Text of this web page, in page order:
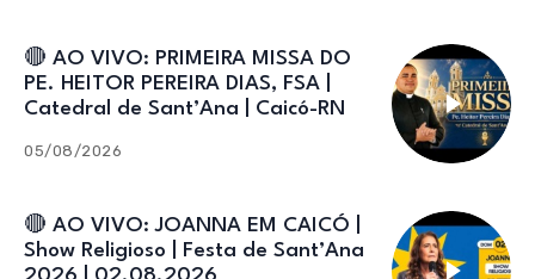
🔴 AO VIVO: PRIMEIRA MISSA DO
PE. HEITOR PEREIRA DIAS, FSA |
Catedral de Sant’Ana | Caicó-RN
05/08/2026
🔴 AO VIVO: JOANNA EM CAICÓ |
Show Religioso | Festa de Sant’Ana